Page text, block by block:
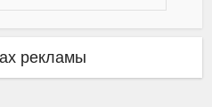
рекламы